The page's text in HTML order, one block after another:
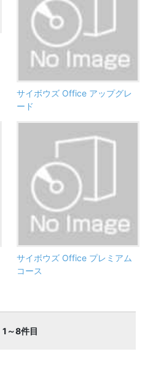
サイボウズ Office アップグレ
ード
サイボウズ Office プレミアム
コース
1～8件目